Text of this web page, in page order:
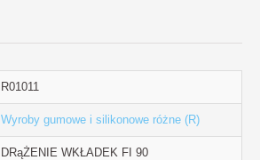
R01011
Wyroby gumowe i silikonowe różne (R)
DRąŻENIE WKŁADEK FI 90